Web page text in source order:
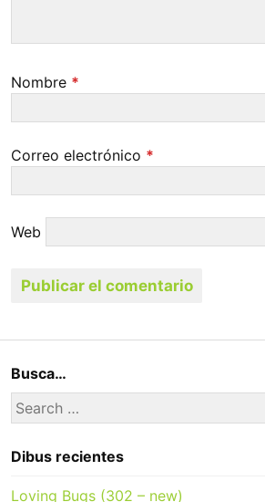
Nombre *
Correo electrónico *
Web
Busca…
Search
for:
Dibus recientes
Loving Bugs (302 – new)